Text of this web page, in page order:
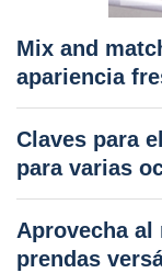
Mix and
apariencia
Claves para
para varias
Aprovecha
prendas